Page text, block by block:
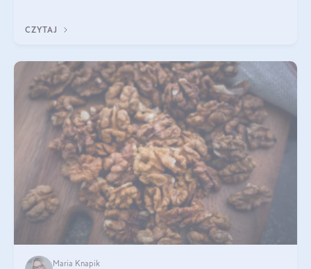
CZYTAJ
Maria Knapik